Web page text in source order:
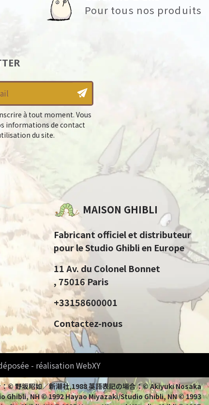
Pour tous nos produits
à tout moment. Vous
informations de contact
du site.
MAISON GHIBLI
Fabricant officiel et distributeur
pour le Studio Ghibli en Europe
11 Av. du Colonel Bonnet
, 75016 Paris
+33158600001
Contactez-nous
- réalisation WebXY
野坂昭如／新潮社,1988 英語表記の場合：© Akiyuki Nosaka
NH © 1992 Hayao Miyazaki/Studio Ghibli, NN © 1993